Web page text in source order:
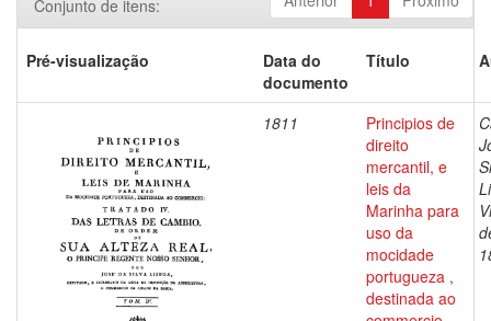
Conjunto de itens:
Pré-visualização
Data do
documento
Título
1811
Principios de
direito
mercantil, e
leis da
Marinha para
uso da
mocidade
portugueza ,
destinada ao